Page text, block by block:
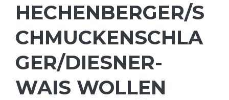
HECHENBERGER/S
CHMUCKENSCHLA
GER/DIESNER-
WAIS WOLLEN